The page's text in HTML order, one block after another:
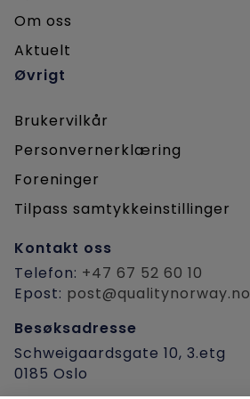
Kontakt oss
Telefon: +47 67 52 60 10
Epost: post@qualitynorway.no
Besøksadresse
Schweigaardsgate 10, 3.etg
0185 Oslo
Om oss
Aktuelt
Øvrigt
Brukervilkår
Personvernerklæring
Foreninger
Tilpass samtykkeinstillinger